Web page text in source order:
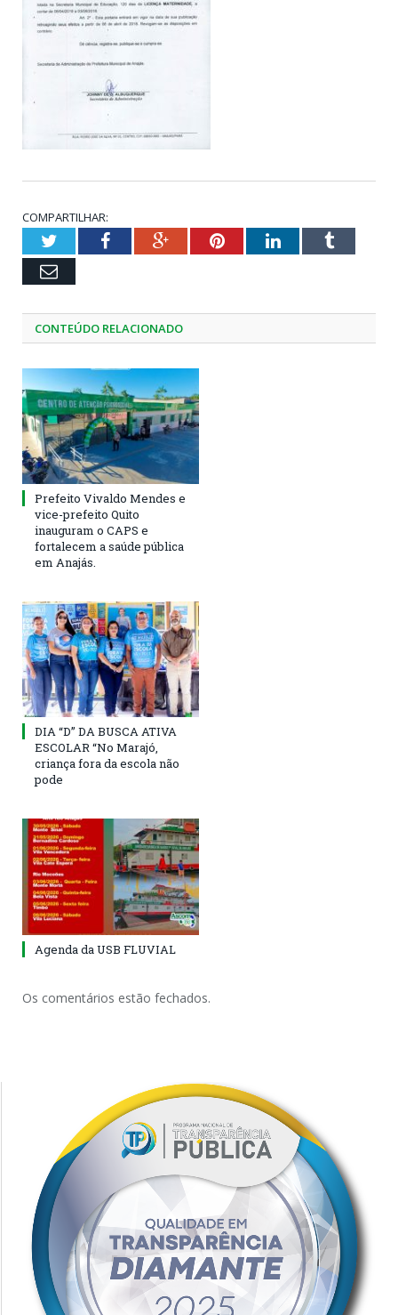
COMPARTILHAR:
TwitterFacebookGoogle+PinterestLinkedInTumblr
Email
CONTEÚDO RELACIONADO
Prefeito Vivaldo Mendes e
vice-prefeito Quito
inauguram o CAPS e
fortalecem a saúde pública
em Anajás.
DIA “D” DA BUSCA ATIVA
ESCOLAR “No Marajó,
criança fora da escola não
pode
Agenda da USB FLUVIAL
Os comentários estão fechados.